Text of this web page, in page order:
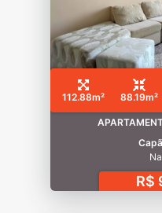
112.88m² 88.19m²
R$